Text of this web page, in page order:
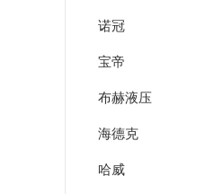
诺冠
宝帝
布赫液压
海德克
哈威